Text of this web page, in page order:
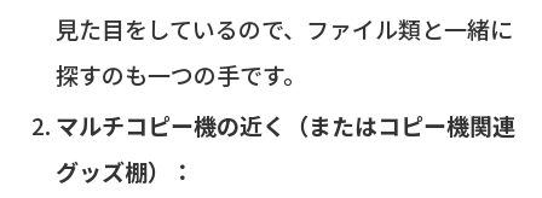
見た目をしているので、ファイル類と一緒に
探すのも一つの手です。
マルチコピー機の近く（またはコピー機関連
グッズ棚）：